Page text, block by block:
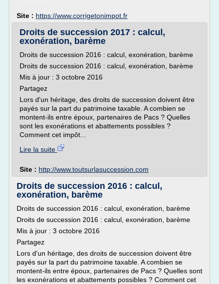
Site : https://www.corrigetonimpot.fr
Droits de succession 2017 : calcul,
exonération, barème
Droits de succession 2016 : calcul, exonération, barème
Droits de succession 2016 : calcul, exonération, barème
Mis à jour : 3 octobre 2016
Partagez
Lors d'un héritage, des droits de succession doivent être
payés sur la part du patrimoine taxable. A combien se
montent-ils entre époux, partenaires de Pacs ? Quelles
sont les exonérations et abattements possibles ?
Comment cet impôt...
Lire la suite
Site : http://www.toutsurlasuccession.com
Droits de succession 2016 : calcul,
exonération, barème
Droits de succession 2016 : calcul, exonération, barème
Droits de succession 2016 : calcul, exonération, barème
Mis à jour : 3 octobre 2016
Partagez
Lors d'un héritage, des droits de succession doivent être
payés sur la part du patrimoine taxable. A combien se
montent-ils entre époux, partenaires de Pacs ? Quelles sont
les exonérations et abattements possibles ? Comment cet